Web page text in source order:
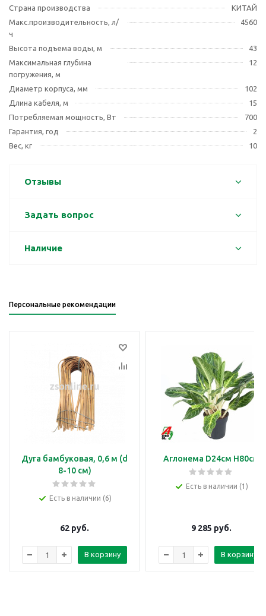
Страна производства
КИТАЙ
Макс.производительность, л/
ч
4560
Высота подъема воды, м
43
Максимальная глубина
погружения, м
12
Диаметр корпуса, мм
102
Длина кабеля, м
15
Потребляемая мощность, Вт
700
Гарантия, год
2
Вес, кг
10
Отзывы
Задать вопрос
Наличие
Персональные рекомендации
Дуга бамбуковая, 0,6 м (d
8-10 см)
Есть в наличии (6)
62 руб.
В корзину
Аглонема D24см H80см
Есть в наличии (1)
9 285 руб.
В корзину